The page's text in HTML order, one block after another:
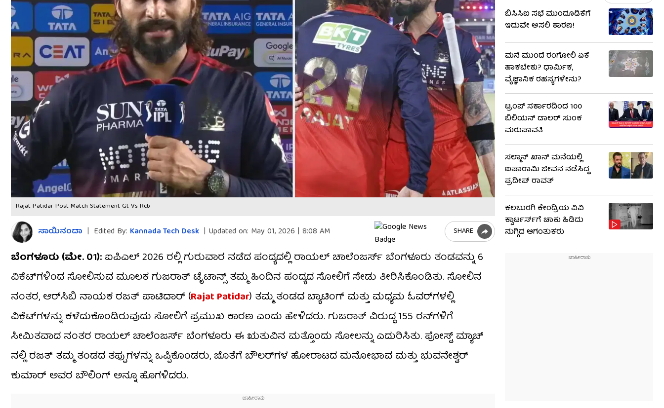
Rajat Patidar Post Match Statement Gt Vs Rcb
ಸಾಯಿನಂದಾ | Edited By: Kannada Tech Desk | Updated on: May 01, 2026 | 8:08 AM SHARE
ಬೆಂಗಳೂರು (ಮೇ. 01): ಐಪಿಎಲ್ 2026 ರಲ್ಲಿ ಗುರುವಾರ ನಡೆದ ಪಂದ್ಯದಲ್ಲಿ ರಾಯಲ್ ಚಾಲೆಂಜರ್ಸ್ ಬೆಂಗಳೂರು ತಂಡವನ್ನು 6
ವಿಕೆಟ್‌ಗಳಿಂದ ಸೋಲಿಸುವ ಮೂಲಕ ಗುಜರಾತ್ ಟೈಟಾನ್ಸ್ ತಮ್ಮ ಹಿಂದಿನ ಪಂದ್ಯದ ಸೋಲಿಗೆ ಸೇಡು ತೀರಿಸಿಕೊಂಡಿತು. ಸೋಲಿನ
ನಂತರ, ಆರ್‌ಸಿಬಿ ನಾಯಕ ರಜತ್ ಪಾಟಿದಾರ್ (Rajat Patidar) ತಮ್ಮ ತಂಡದ ಬ್ಯಾಟಿಂಗ್ ಮತ್ತು ಮಧ್ಯಮ ಓವರ್‌ಗಳಲ್ಲಿ
ವಿಕೆಟ್‌ಗಳನ್ನು ಕಳೆದುಕೊಂಡಿರುವುದು ಸೋಲಿಗೆ ಪ್ರಮುಖ ಕಾರಣ ಎಂದು ಹೇಳಿದರು. ಗುಜರಾತ್ ವಿರುದ್ಧ 155 ರನ್‌ಗಳಿಗೆ
ಸೀಮಿತವಾದ ನಂತರ ರಾಯಲ್ ಚಾಲೆಂಜರ್ಸ್ ಬೆಂಗಳೂರು ಈ ಋತುವಿನ ಮತ್ತೊಂದು ಸೋಲನ್ನು ಎದುರಿಸಿತು. ಪೋಸ್ಟ್ ಮ್ಯಾಚ್​​
ನಲ್ಲಿ ರಜತ್ ತಮ್ಮ ತಂಡದ ತಪ್ಪುಗಳನ್ನು ಒಪ್ಪಿಕೊಂಡರು, ಜೊತೆಗೆ ಬೌಲರ್‌ಗಳ ಹೋರಾಟದ ಮನೋಭಾವ ಮತ್ತು ಭುವನೇಶ್ವರ್
ಕುಮಾರ್ ಅವರ ಬೌಲಿಂಗ್ ಅನ್ನೂ ಹೊಗಳಿದರು.
ಬಿಸಿಸಿಐ ಸಭೆ ಮುಂದೂಡಿಕೆಗೆ
ಇದುವೇ ಅಸಲಿ ಕಾರಣ!
ಮನೆ ಮುಂದೆ ರಂಗೋಲಿ ಏಕೆ
ಹಾಕಬೇಕು? ಧಾರ್ಮಿಕ,
ವೈಜ್ಞಾನಿಕ ರಹಸ್ಯಗಳೇನು?
ಟ್ರಂಪ್ ಸರ್ಕಾರದಿಂದ 100
ಬಿಲಿಯನ್ ಡಾಲರ್ ಸುಂಕ
ಮರುಪಾವತಿ
ಸಲ್ಮಾನ್ ಖಾನ್ ಮನೆಯಲ್ಲಿ
ಐಷಾರಾಮಿ ಜೀವನ ನಡೆಸಿದ್ದ
ಪ್ರದೀಪ್ ರಾವತ್
ಕಲಬುರಗಿ ಕೇಂದ್ರಿಯ ವಿವಿ
ಕ್ವಾರ್ಟರ್ಸ್‌ಗೆ ಚಾಕು ಹಿಡಿದು
ನುಗ್ಗಿದ ಆಗಂತುಕರು